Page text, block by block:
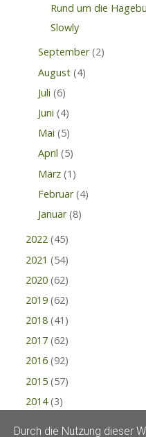
Rund um die
Slowly
September (2)
August (4)
Juli (6)
Juni (4)
Mai (5)
April (5)
März (1)
Februar (4)
Januar (8)
2022 (45)
2021 (54)
2020 (62)
2019 (62)
2018 (41)
2017 (62)
2016 (92)
2015 (57)
2014 (3)
Durch die Nutzung dieser